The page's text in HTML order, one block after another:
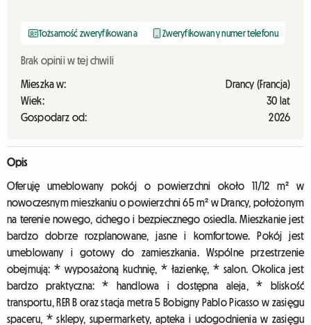
Tożsamość zweryfikowana Zweryfikowany numer telefonu
Brak opinii w tej chwili
Mieszka w:
Drancy (Francja)
Wiek:
30 lat
Gospodarz od:
2026
Opis
Oferuję umeblowany pokój o powierzchni około 11/12 m² w
nowoczesnym mieszkaniu o powierzchni 65 m² w Drancy, położonym
na terenie nowego, cichego i bezpiecznego osiedla. Mieszkanie jest
bardzo dobrze rozplanowane, jasne i komfortowe. Pokój jest
umeblowany i gotowy do zamieszkania. Wspólne przestrzenie
obejmują: * wyposażoną kuchnię, * łazienkę, * salon. Okolica jest
bardzo praktyczna: * handlowa i dostępna aleja, * bliskość
transportu, RER B oraz stacja metra 5 Bobigny Pablo Picasso w zasięgu
spaceru, * sklepy, supermarkety, apteka i udogodnienia w zasięgu